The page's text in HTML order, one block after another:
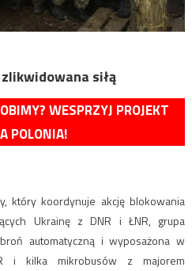
siłą
WESPRZYJ PROJEKT
POLONIA!
który koordynuje akcję blokowania
Ukrainę z DNR i ŁNR, grupa
automatyczną i wyposażona w
i kilka mikrobusów z majorem